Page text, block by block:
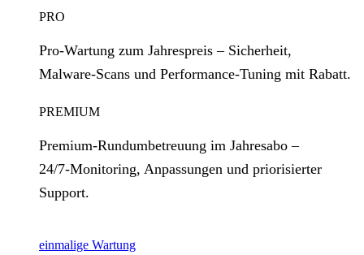
PRO
Pro‑Wartung zum Jahrespreis – Sicherheit,
Malware‑Scans und Performance‑Tuning mit Rabatt.
PREMIUM
Premium‑Rundumbetreuung im Jahresabo –
24/7‑Monitoring, Anpassungen und priorisierter
Support.
einmalige Wartung